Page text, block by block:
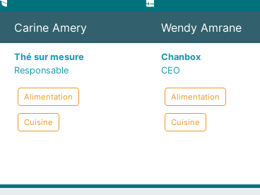
Carine Amery
Thé sur mesure
Responsable
Alimentation
Cuisine
Wendy Amrane
Chanbox
CEO
Alimentation
Cuisine